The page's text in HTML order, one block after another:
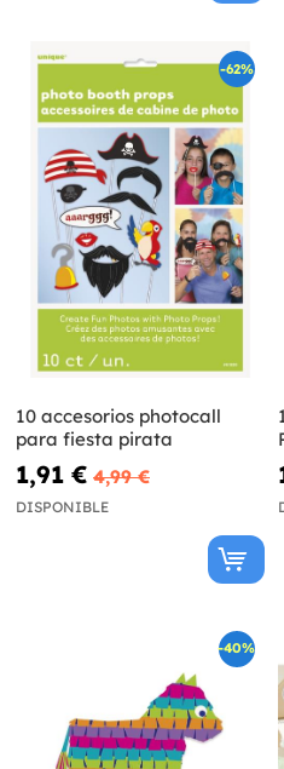
-62%
10 accesorios photocall
para fiesta pirata
1,91 € 4,99 €
DISPONIBLE
-40%